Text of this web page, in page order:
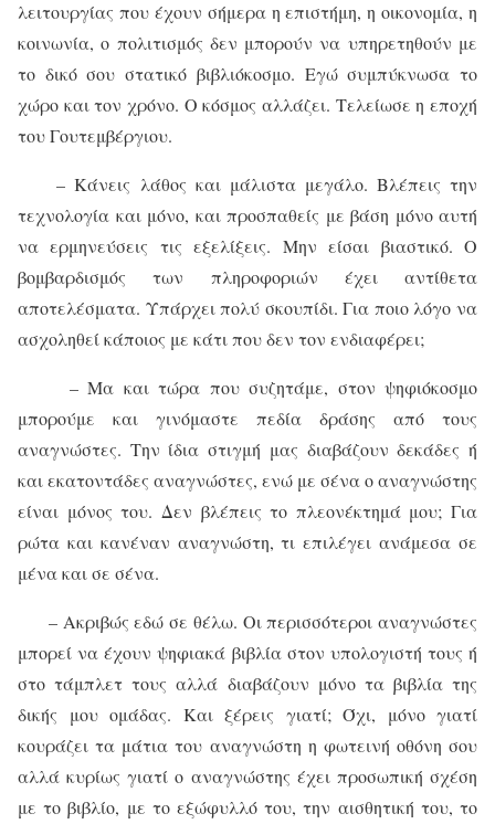
λειτουργίας που έχουν σήμερα η επιστήμη, η οικονομία, η
κοινωνία, ο πολιτισμός δεν μπορούν να υπηρετηθούν με
το δικό σου στατικό βιβλιόκοσμο. Εγώ συμπύκνωσα το
χώρο και τον χρόνο. Ο κόσμος αλλάζει. Τελείωσε η εποχή
του Γουτεμβέργιου.
– Κάνεις λάθος και μάλιστα μεγάλο. Βλέπεις την
τεχνολογία και μόνο, και προσπαθείς με βάση μόνο αυτή
να ερμηνεύσεις τις εξελίξεις. Μην είσαι βιαστικό. Ο
βομβαρδισμός των πληροφοριών έχει αντίθετα
αποτελέσματα. Υπάρχει πολύ σκουπίδι. Για ποιο λόγο να
ασχοληθεί κάποιος με κάτι που δεν τον ενδιαφέρει;
– Μα και τώρα που συζητάμε, στον ψηφιόκοσμο
μπορούμε και γινόμαστε πεδία δράσης από τους
αναγνώστες. Την ίδια στιγμή μας διαβάζουν δεκάδες ή
και εκατοντάδες αναγνώστες, ενώ με σένα ο αναγνώστης
είναι μόνος του. Δεν βλέπεις το πλεονέκτημά μου; Για
ρώτα και κανέναν αναγνώστη, τι επιλέγει ανάμεσα σε
μένα και σε σένα.
– Ακριβώς εδώ σε θέλω. Οι περισσότεροι αναγνώστες
μπορεί να έχουν ψηφιακά βιβλία στον υπολογιστή τους ή
στο τάμπλετ τους αλλά διαβάζουν μόνο τα βιβλία της
δικής μου ομάδας. Και ξέρεις γιατί; Όχι, μόνο γιατί
κουράζει τα μάτια του αναγνώστη η φωτεινή οθόνη σου
αλλά κυρίως γιατί ο αναγνώστης έχει προσωπική σχέση
με το βιβλίο, με το εξώφυλλό του, την αισθητική του, το